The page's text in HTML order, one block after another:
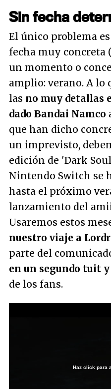
Sin fecha
El único problema
fecha muy concreta
un momento o
amplio: verano. A lo
las no muy detallas
dado Bandai Namco
que han dicho
un imprevisto,
edición de 'Dark
Nintendo Switch se
hasta el próximo
lanzamiento del
Usaremos estos
nuestro viaje a
parte del
en un segundo tuit
de los fans.
Haz click para